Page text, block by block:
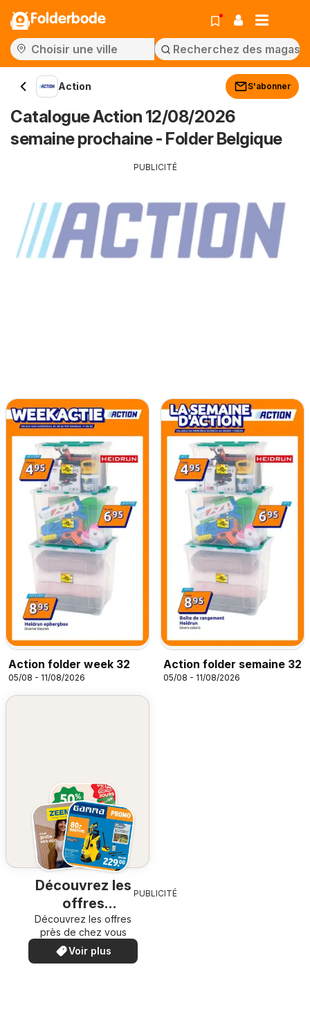
Folderbode
Action S'abonner
Catalogue Action 12/08/2026
semaine prochaine - Folder Belgique
PUBLICITÉ
Action folder week 32
05/08 - 11/08/2026
Action folder semaine 32
05/08 - 11/08/2026
Découvrez les
offres
spéciales
Découvrez les offres
près de chez vous
Voir plus
PUBLICITÉ